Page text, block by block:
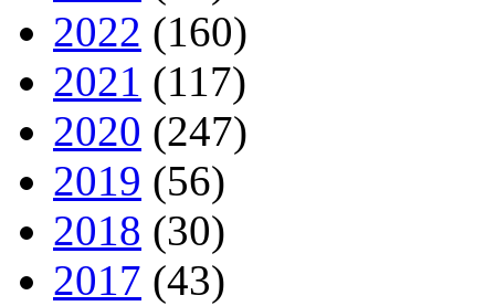
2022 (160)
2021 (117)
2020 (247)
2019 (56)
2018 (30)
2017 (43)